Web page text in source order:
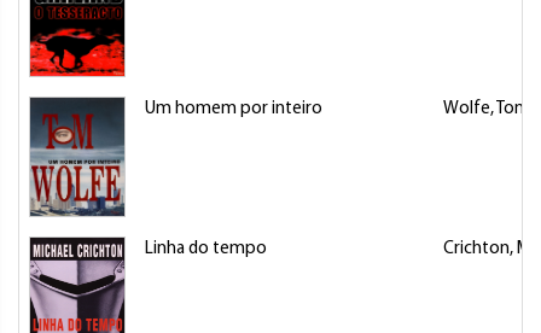
Um homem por inteiro Wolfe, Tom
Linha do tempo Crichton,